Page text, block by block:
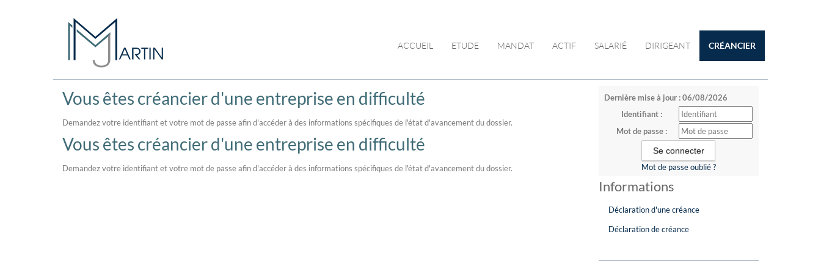
ACCUEIL ETUDE MANDAT ACTIF SALARIÉ DIRIGEANT CRÉANCIER
Dernière mise à jour : 06/08/2026
Identifiant :
Mot de passe :
Mot de passe oublié ?
Informations
Déclaration d'une créance
Déclaration de créance
Vous êtes créancier d'une entreprise en difficulté
Demandez votre identifiant et votre mot de passe afin d'accéder à des informations spécifiques de l'état d'avancement du dossier.
Vous êtes créancier d'une entreprise en difficulté
Demandez votre identifiant et votre mot de passe afin d'accéder à des informations spécifiques de l'état d'avancement du dossier.